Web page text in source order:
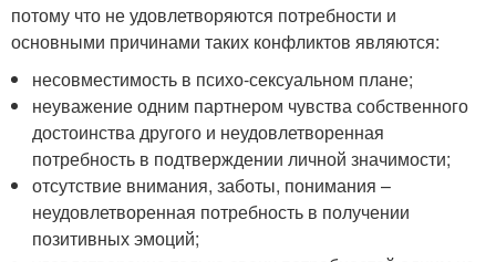
потому что не удовлетворяются потребности и
основными причинами таких конфликтов являются:
несовместимость в психо-сексуальном плане;
неуважение одним партнером чувства собственного
достоинства другого и неудовлетворенная
потребность в подтверждении личной значимости;
отсутствие внимания, заботы, понимания –
неудовлетворенная потребность в получении
позитивных эмоций;